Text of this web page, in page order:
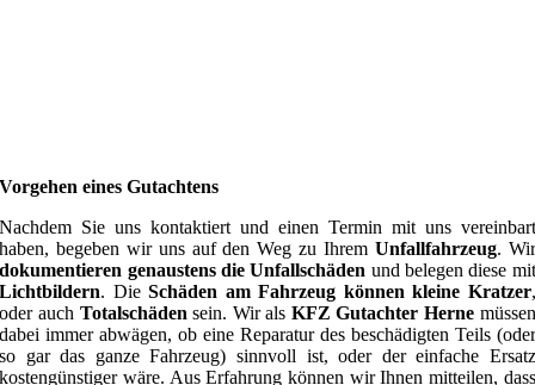
Vorgehen eines Gutachtens
Nachdem Sie uns kontaktiert und einen Termin mit uns vereinbart
haben, begeben wir uns auf den Weg zu Ihrem Unfallfahrzeug. Wir
dokumentieren genaustens die Unfallschäden und belegen diese mit
Lichtbildern. DieSchäden am Fahrzeug können kleine Kratzer,
oder auch Totalschäden sein. Wir als KFZ Gutachter Herne müssen
dabei immer abwägen, ob eine Reparatur des beschädigten Teils (oder
so gar das ganze Fahrzeug) sinnvoll ist, oder der einfache Ersatz
kostengünstiger wäre. Aus Erfahrung können wir Ihnen mitteilen, dass